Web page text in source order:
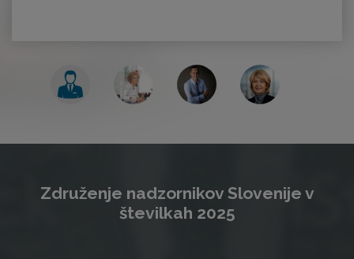
Združenje nadzornikov Slovenije v
številkah 2025